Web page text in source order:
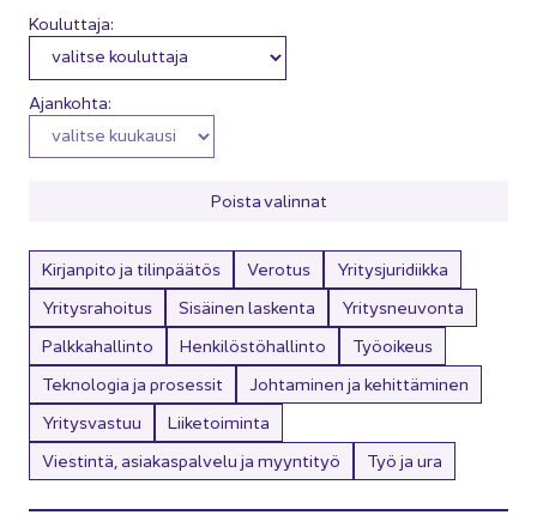
Kouluttaja:
Ajankohta:
Pois­ta va­lin­nat
Kirjanpito ja tilinpäätös Verotus
Yritysjuridiikka
Yritysrahoitus
Sisäinen laskenta
Yritysneuvonta
Palkkahallinto
Henkilöstöhallinto
Työoikeus
Teknologia ja prosessit
Johtaminen ja kehittäminen
Yritysvastuu
Liiketoiminta
Viestintä, asiakaspalvelu ja myyntityö
Työ ja ura